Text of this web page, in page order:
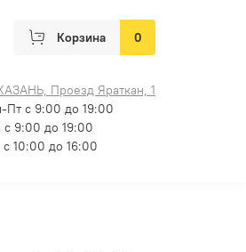
Корзина 0
Проезд Яраткан, 1
Пт с 9:00 до 19:00
с 9:00 до 19:00
с 10:00 до 16:00